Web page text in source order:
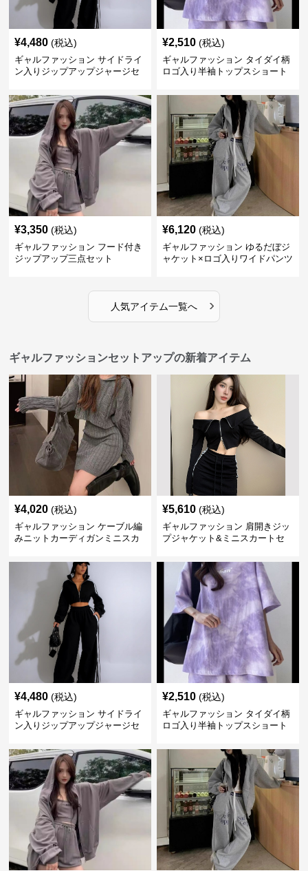
¥4,480 (税込)
ギャルファッション サイドライ
ン入りジップアップジャージセ
¥2,510 (税込)
ギャルファッション タイダイ柄
ロゴ入り半袖トップスショート
¥3,350 (税込)
ギャルファッション フード付き
ジップアップ三点セット
¥6,120 (税込)
ギャルファッション ゆるだぼジ
ャケット×ロゴ入りワイドパンツ
人気アイテム一覧へ ›
ギャルファッションセットアップの新着アイテム
¥4,020 (税込)
ギャルファッション ケーブル編
みニットカーディガンミニスカ
¥5,610 (税込)
ギャルファッション 肩開きジッ
プジャケット&ミニスカートセ
¥4,480 (税込)
ギャルファッション サイドライ
ン入りジップアップジャージセ
¥2,510 (税込)
ギャルファッション タイダイ柄
ロゴ入り半袖トップスショート